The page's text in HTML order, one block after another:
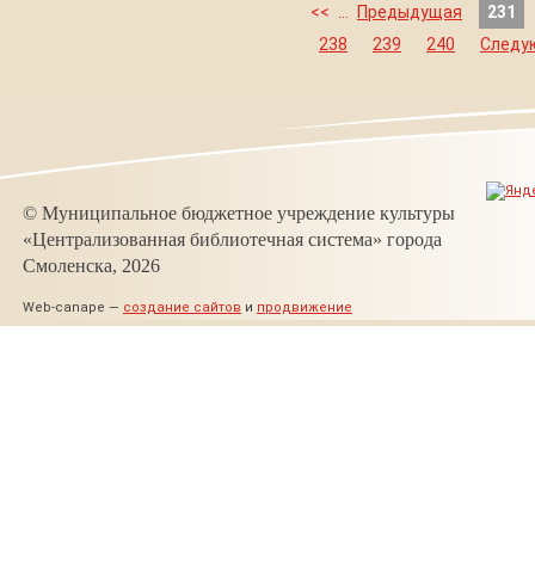
<< Предыдущая
231
238
239 240
© Муниципальное бюджетное учреждение культуры
«Централизованная библиотечная система» города
Смоленска, 2026
Web-canape — создание сайтов и продвижение